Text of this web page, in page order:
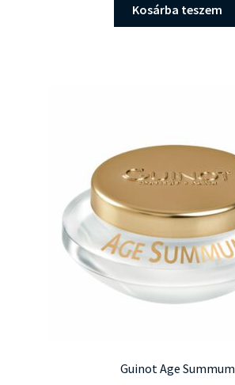
Kosárba teszem
Guinot Age Summum